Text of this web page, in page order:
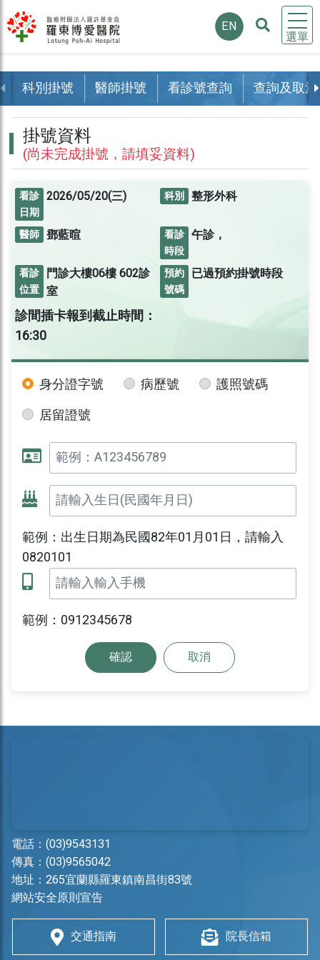
選單
EN
科別掛號 醫師掛號 看診號查詢 查詢及取消
掛號資料
(尚未完成掛號，請填妥資料)
看診
日期
2026/05/20(三) 科別 整形外科
醫師 鄧藍暄
看診
時段
午診，
看診
位置
門診大樓06樓602診
室
預約
號碼
已過預約掛號時段
診間插卡報到截止時間：
16:30
身分證字號 病歷號
護照號碼
居留證號
範例：出生日期為民國82年01月01日，請輸入
0820101
範例：0912345678
確認 取消
電話： (03)9543131
傳真：(03)9565042
地址： 265宜蘭縣羅東鎮南昌街83號
網站安全原則宣告
交通指南 院長信箱